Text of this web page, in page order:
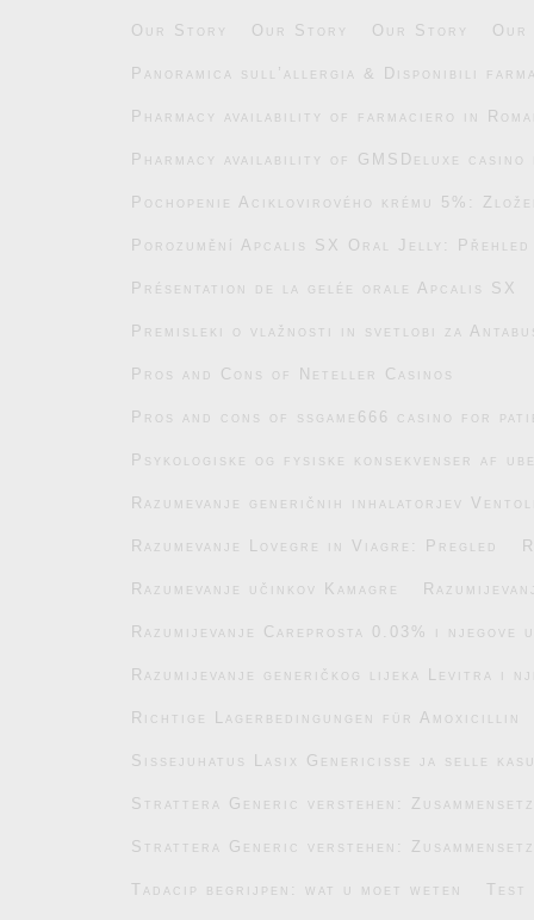
Our Story Our Story Our Story Our
Panoramica sull’allergia & Disponibili
Pharmacy availability of farmaciero in
Pharmacy availability of GMSDeluxe
Pochopenie Aciklovirového krému 5%:
Porozumění Apcalis SX Oral Jelly: Přehled
Présentation de la gelée orale Apcalis SX
Premisleki o vlažnosti in svetlobi za
Pros and Cons of Neteller Casinos
Pros and cons of ssgame666 casino for
Psykologiske og fysiske konsekvenser af
Razumevanje generičnih inhalatorjev
Razumevanje Lovegre in Viagre: Pregled
Razumevanje učinkov Kamagre
Razumijevanje Careprosta 0.03% i njegove
Razumijevanje generičkog lijeka Levitra i
Richtige Lagerbedingungen für Amoxicillin
Sissejuhatus Lasix Genericisse ja selle
Strattera Generic verstehen:
Strattera Generic verstehen:
Tadacip begrijpen: wat u moet weten Test